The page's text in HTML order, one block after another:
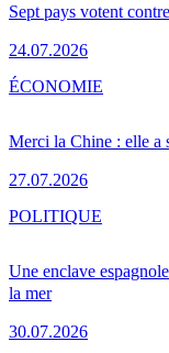
Sept pays votent
24.07.2026
Merci la Chine : elle a
27.07.2026
ÉCONOMIE
Une enclave
la mer
30.07.2026
POLITIQUE